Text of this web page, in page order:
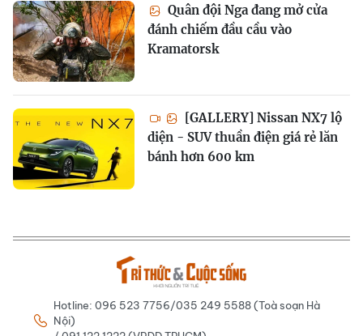
Quân đội Nga đang mở cửa
đánh chiếm đầu cầu vào
Kramatorsk
[GALLERY] Nissan NX7 lộ
diện - SUV thuần điện giá rẻ lăn
bánh hơn 600 km
Hotline: 096 523 7756/035 249 5588 (Toà soạn Hà
Nội)